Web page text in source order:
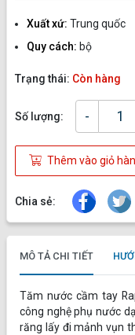
Xuất xứ: Trung quốc
Quy cách: bộ
Trạng thái: Còn hàng
Số lượng: -
Thêm vào giỏ
Chia sẻ:
MÔ TẢ CHI TIẾT
Tăm nước cầm tay
công nghệ phụ nước
răng lấy đi mảnh vụn